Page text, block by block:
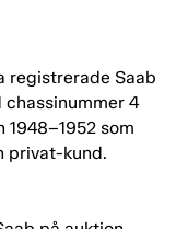
registrerade Saab
chassinummer 4
1948–1952 som
privat-kund.